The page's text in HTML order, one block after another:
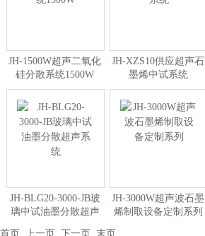
JH-1500W超声二氧化
硅分散系统1500W
JH-XZS10供应超声石
墨烯中试系统
JH-BLG20-3000-JB玻
璃中试油墨分散超声
JH-3000W超声波石墨
烯制取设备定制系列
首页 上一页 下一页 末页